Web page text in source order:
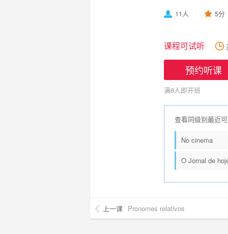
11人 5分
课程可试听
预约听课
满8人即开班
查看同级别最近
No cinema
O Jornal de
上一课 Pronomes relativos